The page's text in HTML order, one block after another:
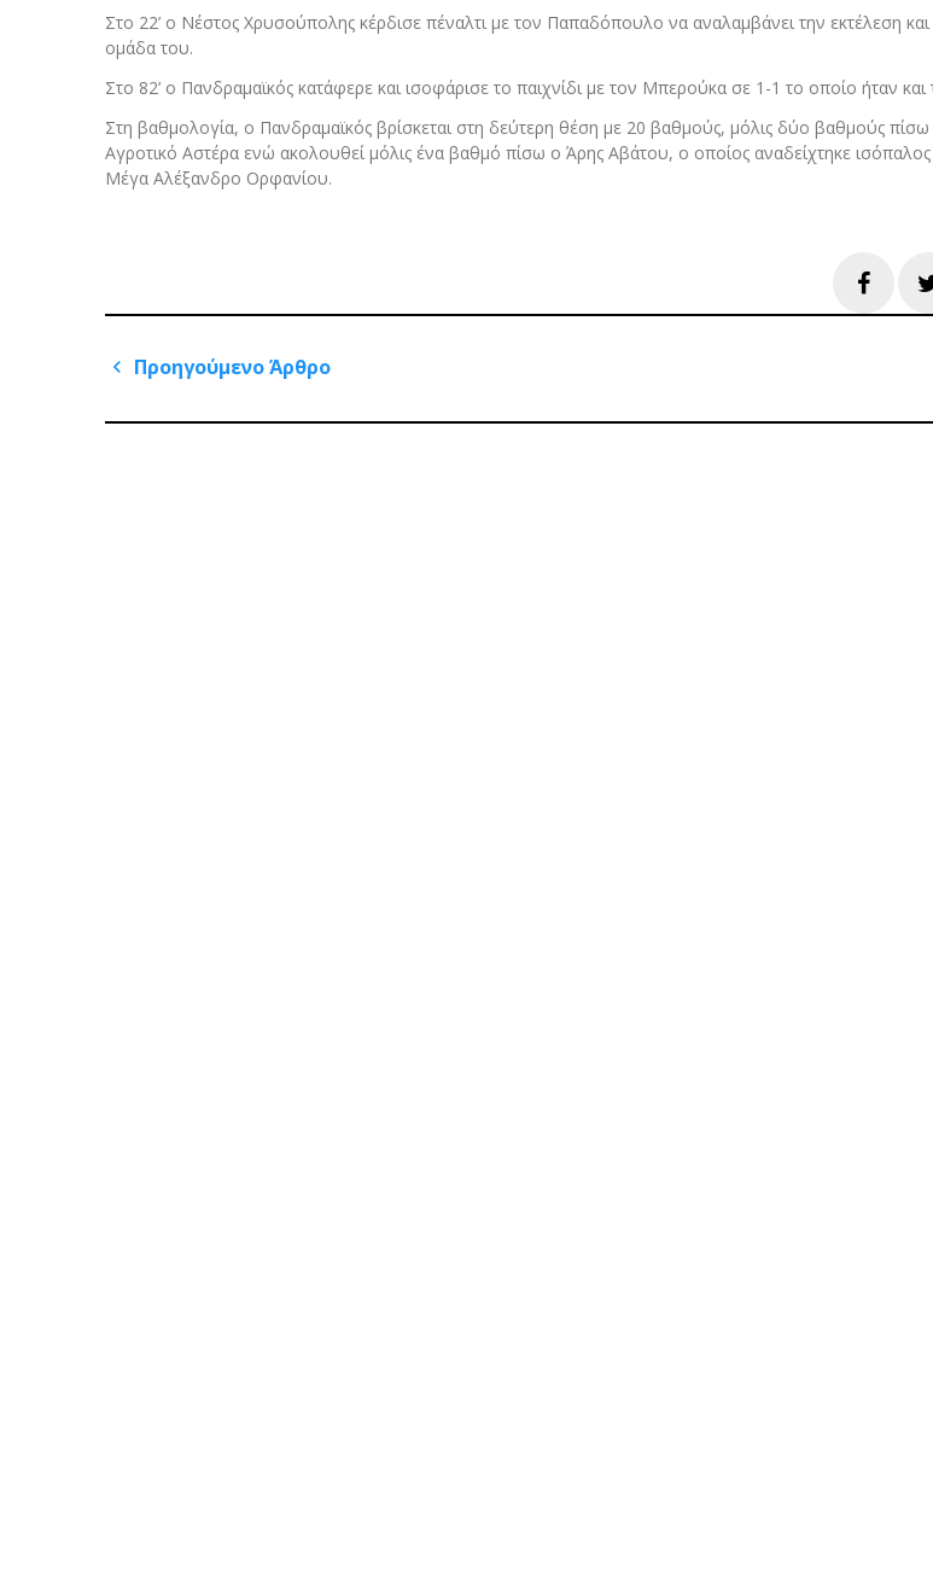
Στο 22’ ο Νέστος Χρυσούπολης κέρδισε πέναλτι με τον Παπαδόπουλο να αναλαμβάνει την εκτέλεση και
ομάδα του.
Στο 82’ ο Πανδραμαϊκός κατάφερε και ισοφάρισε το παιχνίδι με τον Μπερούκα σε 1-1 το οποίο ήταν και
Στη βαθμολογία, ο Πανδραμαϊκός βρίσκεται στη δεύτερη θέση με 20 βαθμούς, μόλις δύο βαθμούς
Αγροτικό Αστέρα ενώ ακολουθεί μόλις ένα βαθμό πίσω ο Άρης Αβάτου, ο οποίος αναδείχτηκε
Μέγα Αλέξανδρο Ορφανίου.
Πλοήγηση
άρθρων
Προηγούμενο Άρθρο